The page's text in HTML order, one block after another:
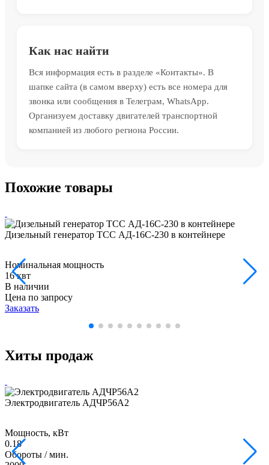
Как нас найти
Вся информация есть в разделе «Контакты». В
шапке сайта (в самом вверху) есть все номера для
звонка или сообщения в Телеграм, WhatsApp.
Организуем доставку двигателей транспортной
компанией из любого региона России.
Похожие товары
Дизельный генератор ТСС АД-16С-230 в контейнере
Номинальная мощность
16 квт
В наличии
Цена по запросу
Заказать
Хиты продаж
Электродвигатель АДЧР56А2
Мощность, кВт
0.18
Обороты / мин.